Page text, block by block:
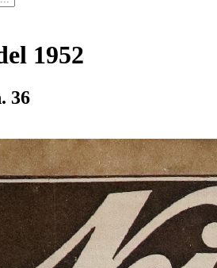
1952
36